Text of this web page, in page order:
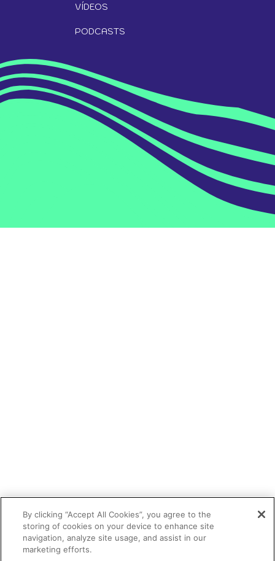
VÍDEOS
PODCASTS
By clicking “Accept All Cookies”, you agree to the
storing of cookies on your device to enhance site
navigation, analyze site usage, and assist in our
marketing efforts.